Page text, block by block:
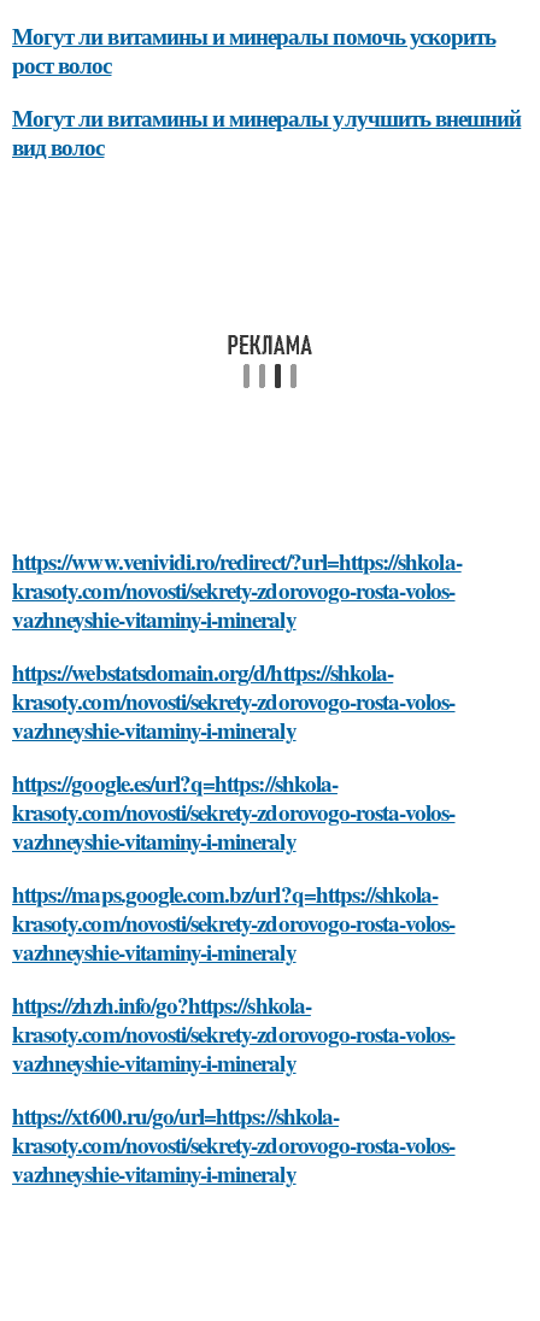
Могут ли витамины и минералы помочь ускорить
рост волос
Могут ли витамины и минералы улучшить внешний
вид волос
https://www.venividi.ro/redirect/?url=https://shkola-
krasoty.com/novosti/sekrety-zdorovogo-rosta-volos-
vazhneyshie-vitaminy-i-mineraly
https://webstatsdomain.org/d/https://shkola-
krasoty.com/novosti/sekrety-zdorovogo-rosta-volos-
vazhneyshie-vitaminy-i-mineraly
https://google.es/url?q=https://shkola-
krasoty.com/novosti/sekrety-zdorovogo-rosta-volos-
vazhneyshie-vitaminy-i-mineraly
https://maps.google.com.bz/url?q=https://shkola-
krasoty.com/novosti/sekrety-zdorovogo-rosta-volos-
vazhneyshie-vitaminy-i-mineraly
https://zhzh.info/go?https://shkola-
krasoty.com/novosti/sekrety-zdorovogo-rosta-volos-
vazhneyshie-vitaminy-i-mineraly
https://xt600.ru/go/url=https://shkola-
krasoty.com/novosti/sekrety-zdorovogo-rosta-volos-
vazhneyshie-vitaminy-i-mineraly